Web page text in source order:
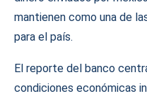
mantienen como una de
para el país.
El reporte del banco
condiciones económicas